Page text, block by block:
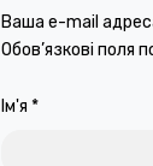
Ваша e-mail
Обов’язкові поля
Ім'я *